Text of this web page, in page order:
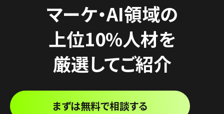
マーケ・AI領域の
上位10%人材を
厳選してご紹介
まずは無料で相談する